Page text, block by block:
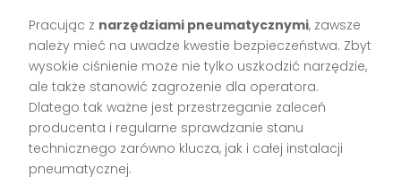
Pracując z narzędziami pneumatycznymi, zawsze
należy mieć na uwadze kwestie bezpieczeństwa. Zbyt
wysokie ciśnienie może nie tylko uszkodzić narzędzie,
ale także stanowić zagrożenie dla operatora.
Dlatego tak ważne jest przestrzeganie zaleceń
producenta i regularne sprawdzanie stanu
technicznego zarówno klucza, jak i całej instalacji
pneumatycznej.